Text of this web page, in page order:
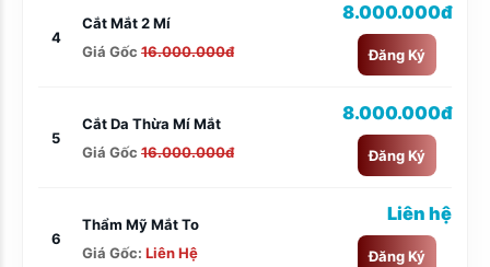
4
Cắt Mắt 2 Mí
Giá Gốc 16.000.000đ
8.000.000đ
Đăng Ký
5
Cắt Da Thừa Mí Mắt
Giá Gốc 16.000.000đ
8.000.000đ
Đăng Ký
6
Thẩm Mỹ Mắt To
Giá Gốc: Liên Hệ
Liên hệ
Đăng Ký